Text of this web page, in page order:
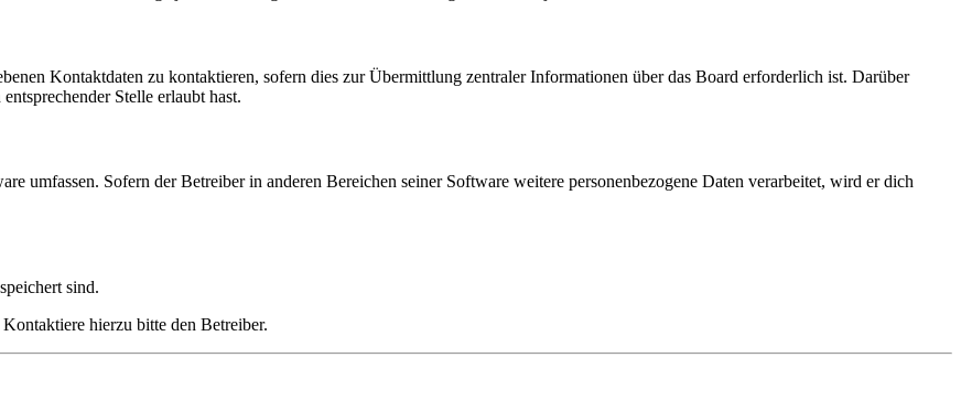
Kontaktdaten zu kontaktieren, sofern dies zur Übermittlung zentraler Informationen über das Board erforderlich ist. Darüber
Stelle erlaubt hast.
umfassen. Sofern der Betreiber in anderen Bereichen seiner Software weitere personenbezogene Daten verarbeitet, wird er dich
sind.
hierzu bitte den Betreiber.